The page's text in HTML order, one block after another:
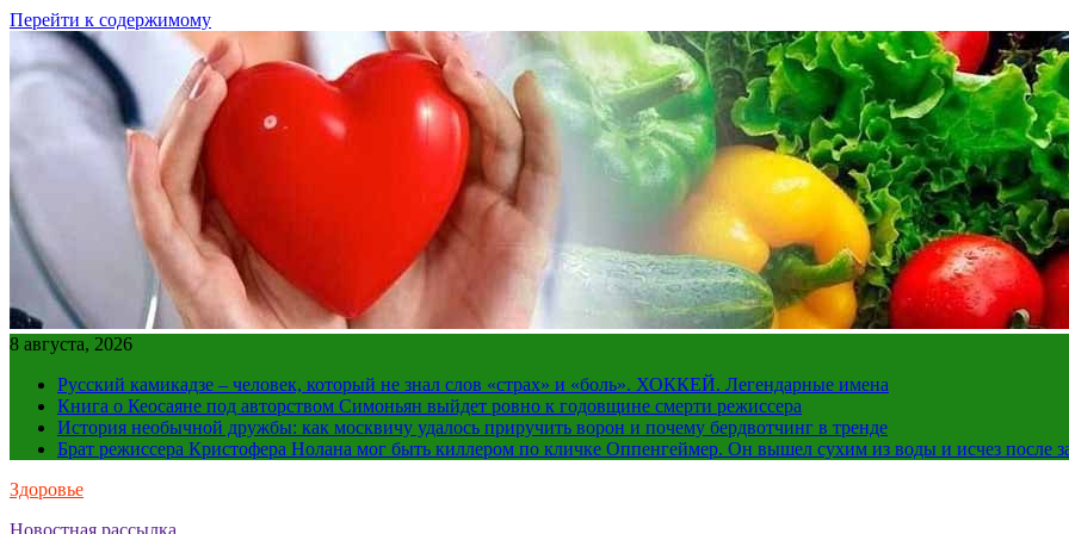
Перейти к содержимому
8 августа, 2026
Русский камикадзе – человек, который не знал слов «страх» и «боль». ХОККЕЙ. Легендарные имена
Книга о Кеосаяне под авторством Симоньян выйдет ровно к годовщине смерти режиссера
История необычной дружбы: как москвичу удалось приручить ворон и почему бердвотчинг в тренде
Брат режиссера Кристофера Нолана мог быть киллером по кличке Оппенгеймер. Он вышел сухим из воды и исчез после
Здоровье
Новостная рассылка